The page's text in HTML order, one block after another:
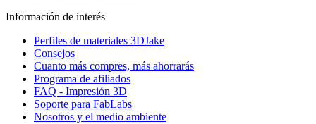
Información de interés
Perfiles de materiales 3DJake
Consejos
Cuanto más compres, más ahorrarás
Programa de afiliados
FAQ - Impresión 3D
Soporte para FabLabs
Nosotros y el medio ambiente